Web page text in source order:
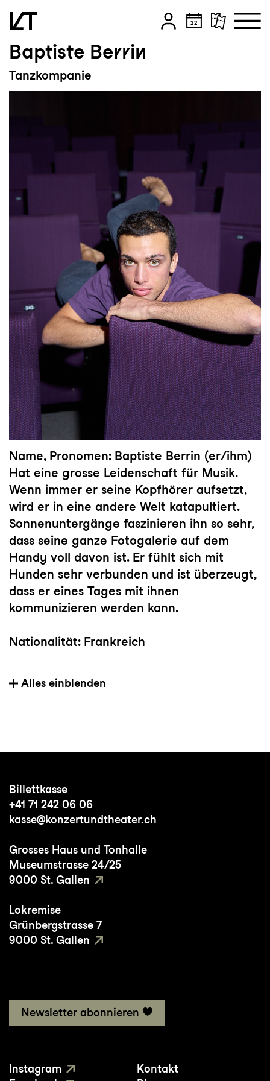
Zum Hauptinhalt springen
Zum Footer springen
Baptiste Berrin
Tanzkompanie
Name, Pronomen: Baptiste Berrin (er/ihm)
Hat eine grosse Leidenschaft für Musik.
Wenn immer er seine Kopfhörer aufsetzt,
wird er in eine andere Welt katapultiert.
Sonnenuntergänge faszinieren ihn so sehr,
dass seine ganze Fotogalerie auf dem
Handy voll davon ist. Er fühlt sich mit
Hunden sehr verbunden und ist überzeugt,
dass er eines Tages mit ihnen
kommunizieren werden kann.
Nationalität: Frankreich
Mitglied der Tanzkompanie seit: 2023
Jan Martens, Cathy Marston, Emanuel Gat
Bedeutsame Choreografien: Triptych von
Peeping Tom, Double Murder von Hofesh
Shechter, Sadeh21 von Ohad Naharin
Genève
Alles einblenden
Billettkasse
+41 71 242 06 06
kasse@konzertundtheater.ch
Grosses Haus und Tonhalle
Museumstrasse 24/25
9000 St. Gallen
Lokremise
Grünbergstrasse 7
9000 St. Gallen
Newsletter abonnieren
Instagram
Kontakt